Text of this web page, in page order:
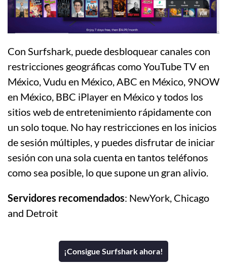
Con Surfshark, puede desbloquear canales con
restricciones geográficas como YouTube TV en
México, Vudu en México, ABC en México, 9NOW
en México, BBC iPlayer en México y todos los
sitios web de entretenimiento rápidamente con
un solo toque. No hay restricciones en los inicios
de sesión múltiples, y puedes disfrutar de iniciar
sesión con una sola cuenta en tantos teléfonos
como sea posible, lo que supone un gran alivio.
Servidores recomendados: NewYork, Chicago
and Detroit
¡Consigue Surfshark ahora!